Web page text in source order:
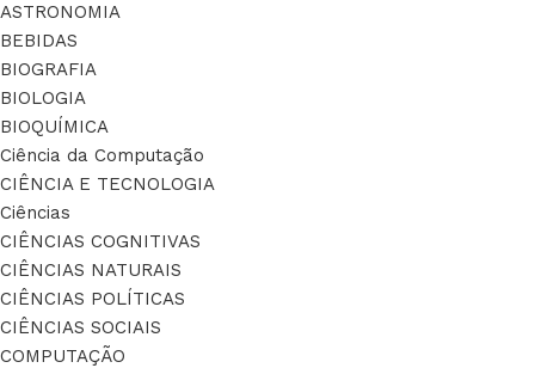
ASTRONOMIA
BEBIDAS
BIOGRAFIA
BIOLOGIA
BIOQUÍMICA
Ciência da Computação
CIÊNCIA E TECNOLOGIA
Ciências
CIÊNCIAS COGNITIVAS
CIÊNCIAS NATURAIS
CIÊNCIAS POLÍTICAS
CIÊNCIAS SOCIAIS
COMPUTAÇÃO